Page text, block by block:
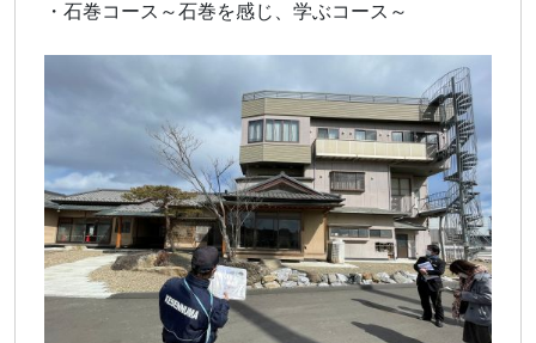
・石巻コース～石巻を感じ、学ぶコース～